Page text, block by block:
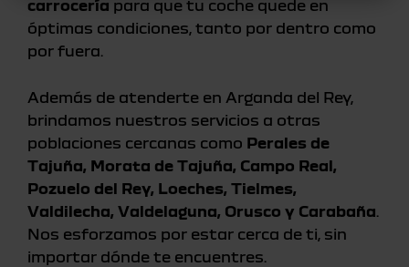
carrocería para que tu coche quede en
óptimas condiciones, tanto por dentro como
por fuera.
Además de atenderte en Arganda del Rey,
brindamos nuestros servicios a otras
poblaciones cercanas como Perales de
Tajuña, Morata de Tajuña, Campo Real,
Pozuelo del Rey, Loeches, Tielmes,
Valdilecha, Valdelaguna, Orusco y Carabaña.
Nos esforzamos por estar cerca de ti, sin
importar dónde te encuentres.